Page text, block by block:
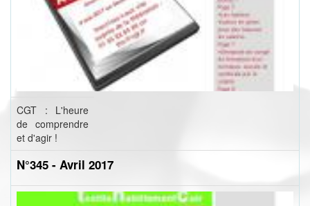
CGT : L'heure
de comprendre
et d'agir !
N°345 - Avril 2017